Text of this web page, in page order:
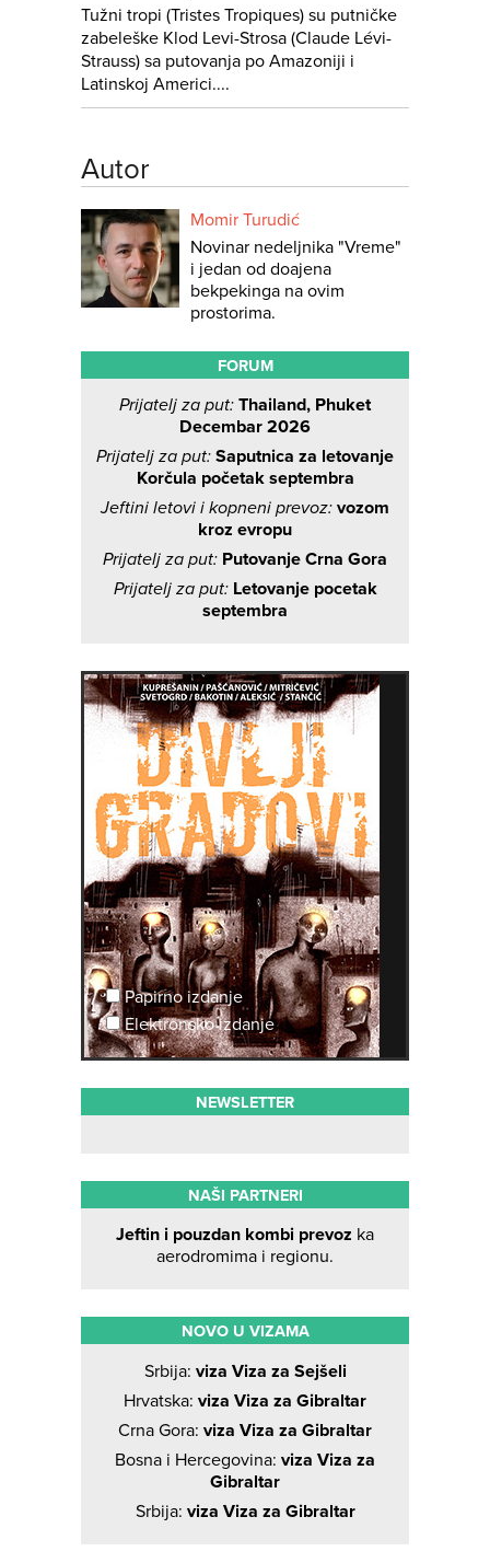
Tužni tropi (Tristes Tropiques) su putničke
zabeleške Klod Levi-Strosa (Claude Lévi-
Strauss) sa putovanja po Amazoniji i
Latinskoj Americi....
Autor
Momir Turudić
Novinar nedeljnika "Vreme"
i jedan od doajena
bekpekinga na ovim
prostorima.
FORUM
Prijatelj za put: Thailand, Phuket
Decembar 2026
Prijatelj za put: Saputnica za letovanje
Korčula početak septembra
Jeftini letovi i kopneni prevoz: vozom
kroz evropu
Prijatelj za put: Putovanje Crna Gora
Prijatelj za put: Letovanje pocetak
septembra
Papirno izdanje
Elektronsko izdanje
NEWSLETTER
NAŠI PARTNERI
Jeftin i pouzdan kombi prevoz ka
aerodromima i regionu.
NOVO U VIZAMA
Srbija: viza Viza za Sejšeli
Hrvatska: viza Viza za Gibraltar
Crna Gora: viza Viza za Gibraltar
Bosna i Hercegovina: viza Viza za
Gibraltar
Srbija: viza Viza za Gibraltar